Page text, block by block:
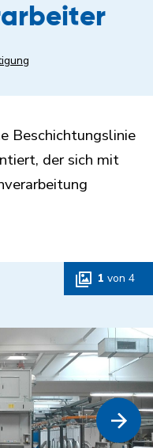
Beschichtungslinie
der sich mit
1 von 4